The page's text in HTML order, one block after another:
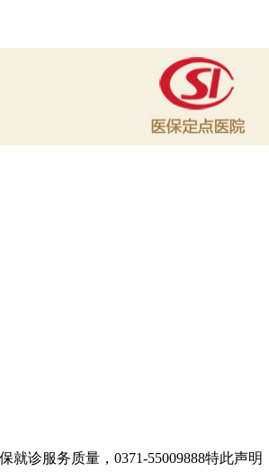
诊服务质量，0371-55009888特此声明